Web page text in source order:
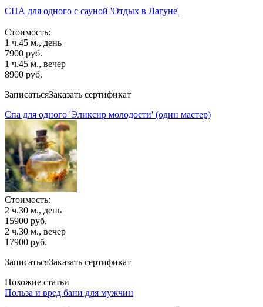
СПА для одного с сауной 'Отдых в Лагуне'
Стоимость:
1 ч.45 м., день
7900 руб.
1 ч.45 м., вечер
8900 руб.
ЗаписатьсяЗаказать сертификат
Спа для одного 'Эликсир молодости' (один мастер)
Стоимость:
2 ч.30 м., день
15900 руб.
2 ч.30 м., вечер
17900 руб.
ЗаписатьсяЗаказать сертификат
Похожие статьи
Польза и вред бани для мужчин